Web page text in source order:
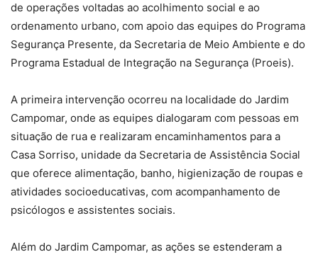
de operações voltadas ao acolhimento social e ao
ordenamento urbano, com apoio das equipes do Programa
Segurança Presente, da Secretaria de Meio Ambiente e do
Programa Estadual de Integração na Segurança (Proeis).
A primeira intervenção ocorreu na localidade do Jardim
Campomar, onde as equipes dialogaram com pessoas em
situação de rua e realizaram encaminhamentos para a
Casa Sorriso, unidade da Secretaria de Assistência Social
que oferece alimentação, banho, higienização de roupas e
atividades socioeducativas, com acompanhamento de
psicólogos e assistentes sociais.
Além do Jardim Campomar, as ações se estenderam a